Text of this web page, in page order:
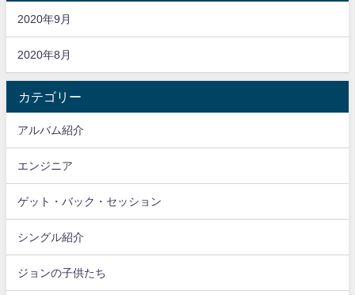
2020年9月
2020年8月
カテゴリー
アルバム紹介
エンジニア
ゲット・バック・セッション
シングル紹介
ジョンの子供たち